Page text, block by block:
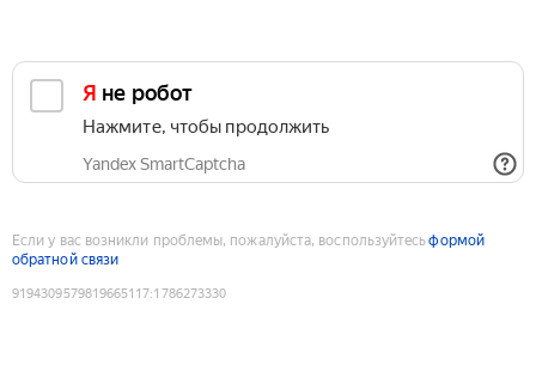
Я не робот
Нажмите, чтобы продолжить
Yandex SmartCaptcha
Если у вас возникли проблемы, пожалуйста, воспользуйтесьформой
обратной связи
9194309579819665117:1786273330